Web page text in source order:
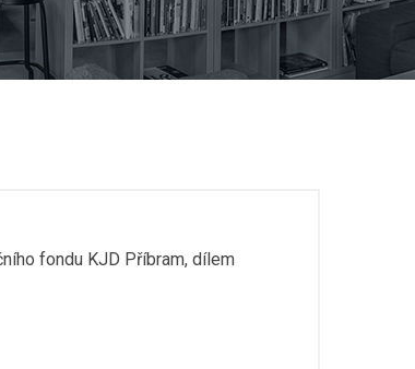
fondu KJD Příbram, dílem